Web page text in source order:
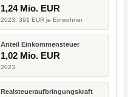
1,24 Mio. EUR
2023, 391 EUR je Einwohner
Anteil Einkommensteuer
1,02 Mio. EUR
2023
Realsteueraufbringungskraft